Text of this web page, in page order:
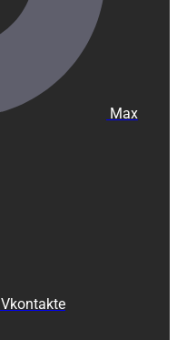
Max
Vkontakte